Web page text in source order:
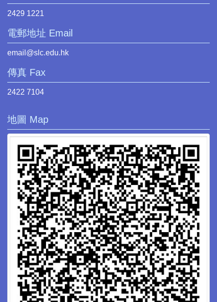
2429 1221
電郵地址 Email
email@slc.edu.hk
傳真 Fax
2422 7104
地圖 Map